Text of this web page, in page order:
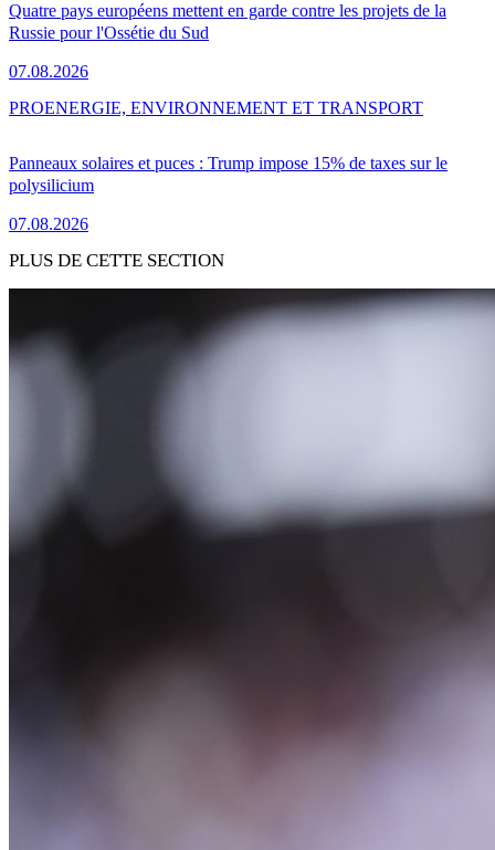
Quatre pays européens mettent en garde contre les projets de la
Russie pour l'Ossétie du Sud
07.08.2026
Panneaux solaires et puces : Trump impose 15% de taxes sur le
polysilicium
07.08.2026
PROENERGIE, ENVIRONNEMENT ET TRANSPORT
PLUS DE CETTE SECTION